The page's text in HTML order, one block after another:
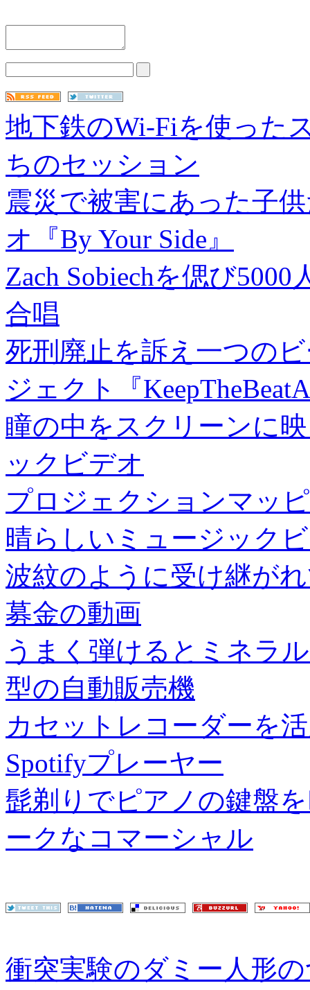
地下鉄のWi-Fiを使った
ちのセッション
震災で被害にあった子
オ『By Your Side』
Zach Sobiechを偲び
合唱
死刑廃止を訴え一つの
ジェクト『
瞳の中をスクリーンに
ックビデオ
プロジェクションマッ
晴らしいミュージック
波紋のように受け継が
募金の動画
うまく弾けるとミネラ
型の自動販売機
カセットレコーダーを
Spotifyプレーヤー
髭剃りでピアノの鍵盤
ークなコマーシャル
衝突実験のダミー人形